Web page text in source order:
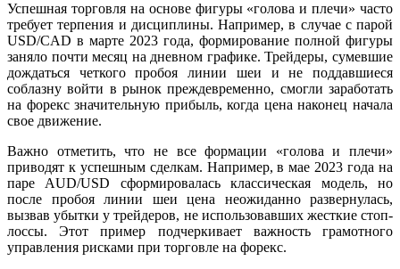
Успешная торговля на основе фигуры «голова и плечи» часто
требует терпения и дисциплины. Например, в случае с парой
USD/CAD в марте 2023 года, формирование полной фигуры
заняло почти месяц на дневном графике. Трейдеры, сумевшие
дождаться четкого пробоя линии шеи и не поддавшиеся
соблазну войти в рынок преждевременно, смогли заработать
на форекс значительную прибыль, когда цена наконец начала
свое движение.
Важно отметить, что не все формации «голова и плечи»
приводят к успешным сделкам. Например, в мае 2023 года на
паре AUD/USD сформировалась классическая модель, но
после пробоя линии шеи цена неожиданно развернулась,
вызвав убытки у трейдеров, не использовавших жесткие стоп-
лоссы. Этот пример подчеркивает важность грамотного
управления рисками при торговле на форекс.